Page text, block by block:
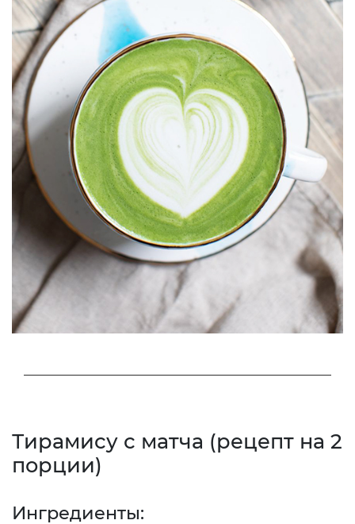
Тирамису с матча (рецепт на 2
порции)
Ингредиенты: